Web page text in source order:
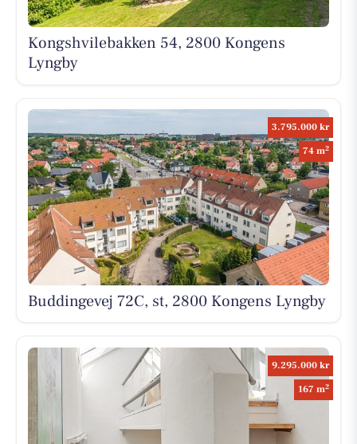
Kongshvilebakken 54, 2800 Kongens
Lyngby
3.795.000 kr
74 m2
Buddingevej 72C, st, 2800 Kongens Lyngby
9.295.000 kr
167 m2